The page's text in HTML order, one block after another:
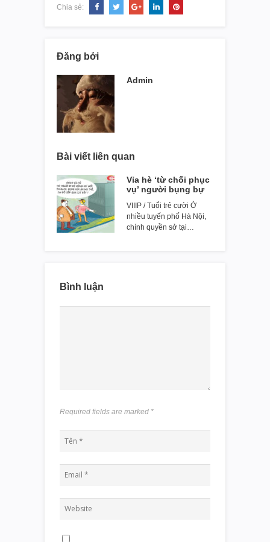
Chia sẻ:
Đăng bởi
Admin
Bài viết liên quan
Vỉa hè ‘từ chối phục
vụ’ người bụng bự
VIIIP / Tuổi trẻ cười Ở
nhiều tuyến phố Hà Nội,
chính quyền sở tại…
Bình luận
Required fields are marked *